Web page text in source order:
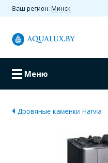
Ваш регион: Минск
Меню
Дровяные каменки Harvia